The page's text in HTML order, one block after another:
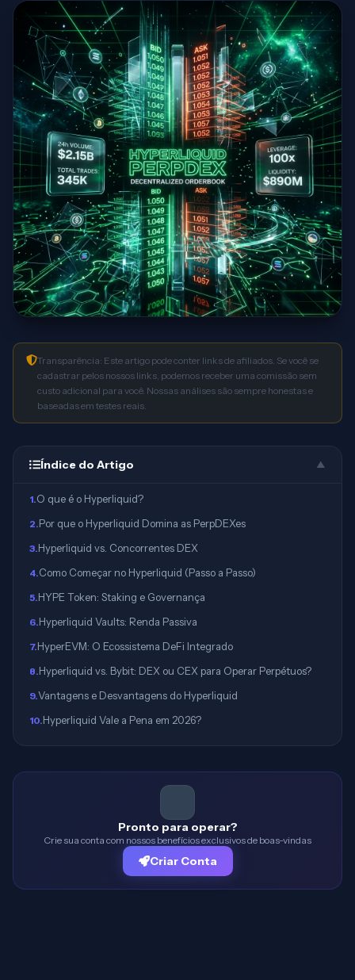
Transparência: Este artigo pode conter links de afiliados. Se você se
cadastrar pelos nossos links, podemos receber uma comissão sem
custo adicional para você. Nossas análises são sempre honestas e
baseadas em testes reais.
Índice do Artigo ▲
1.O que é o Hyperliquid?
2.Por que o Hyperliquid Domina as PerpDEXes
3.Hyperliquid vs. Concorrentes DEX
4.Como Começar no Hyperliquid (Passo a Passo)
5.HYPE Token: Staking e Governança
6.Hyperliquid Vaults: Renda Passiva
7.HyperEVM: O Ecossistema DeFi Integrado
8.Hyperliquid vs. Bybit: DEX ou CEX para Operar Perpétuos?
9.Vantagens e Desvantagens do Hyperliquid
10.Hyperliquid Vale a Pena em 2026?
Pronto para operar?
Crie sua conta com nossos benefícios exclusivos de boas-vindas
Criar Conta